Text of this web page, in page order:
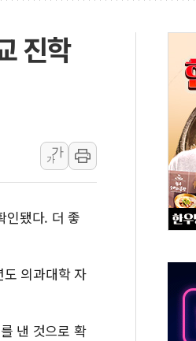
부동산 2차 회의' 주재… "전폭적 공
리콘 관세 15% 부과…美 태양광주 급등
최대 규모 400MW 태양광 착공…여의
유가 상승에 소폭 하락...금융주 낙폭 커
글 역풍에 "정부정책 아냐" 해명
지나...경북동해안권 8~9일 최대
탄, '공동방위협정' 체결… 수니파 국
충돌…반복되는 국토부-서울시 '정책
진학
가
가
인됐다. 더 좋
의과대학 자
낸 것으로 확